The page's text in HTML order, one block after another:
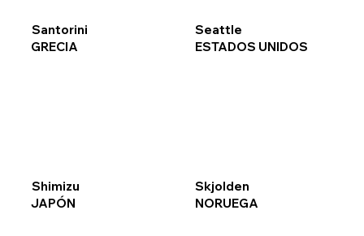
Santorini
GRECIA
Seattle
ESTADOS UNIDOS
Shimizu
JAPÓN
Skjolden
NORUEGA